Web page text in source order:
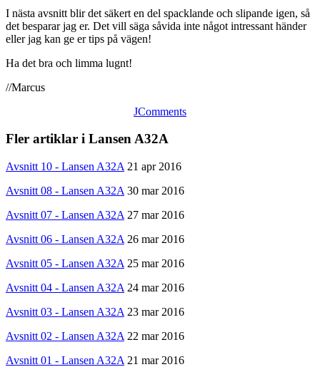
I nästa avsnitt blir det säkert en del spacklande och slipande igen, så
det besparar jag er. Det vill säga såvida inte något intressant händer
eller jag kan ge er tips på vägen!
Ha det bra och limma lugnt!
//Marcus
JComments
Fler artiklar i Lansen A32A
Avsnitt 10 - Lansen A32A 21 apr 2016
Avsnitt 08 - Lansen A32A 30 mar 2016
Avsnitt 07 - Lansen A32A 27 mar 2016
Avsnitt 06 - Lansen A32A 26 mar 2016
Avsnitt 05 - Lansen A32A 25 mar 2016
Avsnitt 04 - Lansen A32A 24 mar 2016
Avsnitt 03 - Lansen A32A 23 mar 2016
Avsnitt 02 - Lansen A32A 22 mar 2016
Avsnitt 01 - Lansen A32A 21 mar 2016